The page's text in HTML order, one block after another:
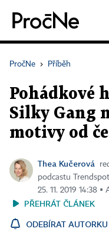
PročNe › Příběh
Pohádkové
Silky Gang
motivy od
Thea Kučerová
podcastu
25. 11. 2019 14:38
PŘEHRÁT ČLÁNEK
ODEBÍRAT AUTORKU